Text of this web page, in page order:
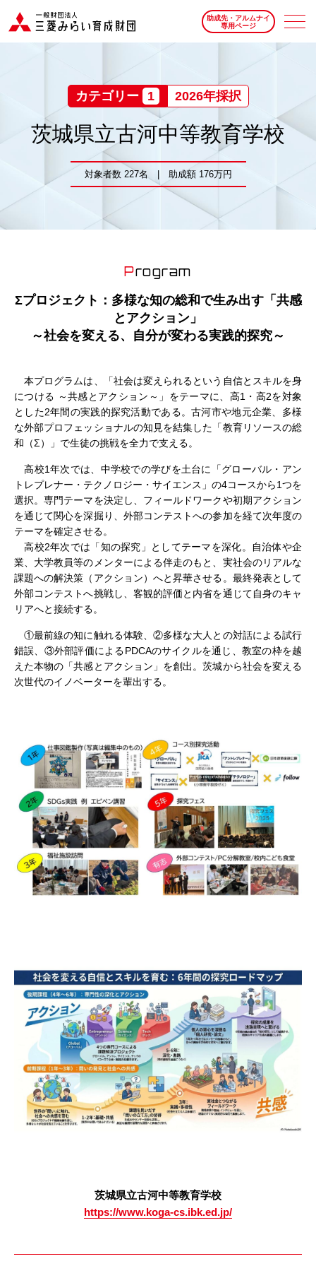
助成先・アルムナイ
専用ページ
カテゴリー 1 2026年採択
茨城県立古河中等教育学校
対象者数 227名 | 助成額 176万円
Program
Σプロジェクト：多様な知の総和で生み出す「共感
とアクション」
～社会を変える、自分が変わる実践的探究～
本プログラムは、「社会は変えられるという自信とスキルを身
につける ～共感とアクション～」をテーマに、高1・高2を対象
とした2年間の実践的探究活動である。古河市や地元企業、多様
な外部プロフェッショナルの知見を結集した「教育リソースの総
和（Σ）」で生徒の挑戦を全力で支える。
高校1年次では、中学校での学びを土台に「グローバル・アン
トレプレナー・テクノロジー・サイエンス」の4コースから1つを
選択。専門テーマを決定し、フィールドワークや初期アクション
を通じて関心を深掘り、外部コンテストへの参加を経て次年度の
テーマを確定させる。
高校2年次では「知の探究」としてテーマを深化。自治体や企
業、大学教員等のメンターによる伴走のもと、実社会のリアルな
課題への解決策（アクション）へと昇華させる。最終発表として
外部コンテストへ挑戦し、客観的評価と内省を通じて自身のキャ
リアへと接続する。
①最前線の知に触れる体験、②多様な大人との対話による試行
錯誤、③外部評価によるPDCAのサイクルを通じ、教室の枠を越
えた本物の「共感とアクション」を創出。茨城から社会を変える
次世代のイノベーターを輩出する。
茨城県立古河中等教育学校
https://www.koga-cs.ibk.ed.jp/